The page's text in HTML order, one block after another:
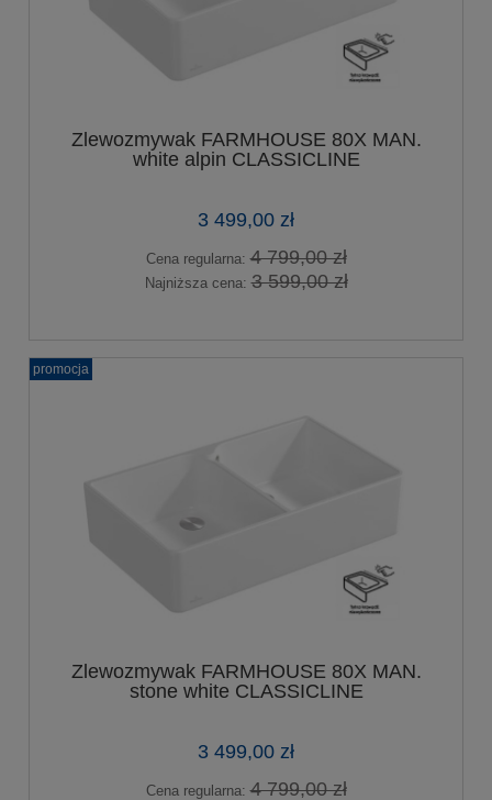
Zlewozmywak FARMHOUSE 80X MAN.
white alpin CLASSICLINE
3 499,00 zł
Cena regularna:4 799,00 zł
Najniższa cena:3 599,00 zł
Zlewozmywak FARMHOUSE 80X MAN.
stone white CLASSICLINE
3 499,00 zł
Cena regularna:4 799,00 zł
promocja